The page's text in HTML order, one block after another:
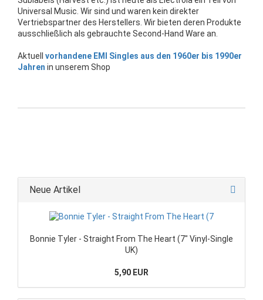
Universal Music. Wir sind und waren kein direkter
Vertriebspartner des Herstellers. Wir bieten deren Produkte
ausschließlich als gebrauchte Second-Hand Ware an.
Aktuell vorhandene EMI Singles aus den 1960er bis 1990er
Jahren in unserem Shop
Neue Artikel
Bonnie Tyler - Straight From The Heart (7" Vinyl-Single
UK)
5,90 EUR